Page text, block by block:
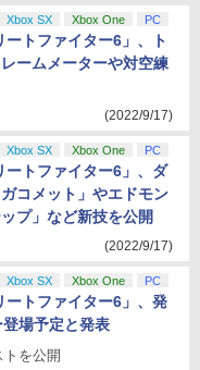
Xbox SX Xbox One PC
ートファイター6」、ト
ームメーターや対空練
(2022/9/17)
Xbox SX Xbox One PC
ートファイター6」、ダ
コメット」やエドモン
プ」など新技を公開
(2022/9/17)
Xbox SX Xbox One PC
ートファイター6」、発
場予定と発表
を公開